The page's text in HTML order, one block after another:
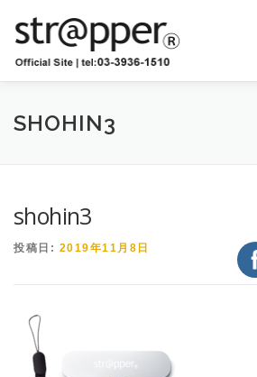
ツ
ショップ 卸販売
SHOHIN3
shohin3
投稿日: 2019年11月8日